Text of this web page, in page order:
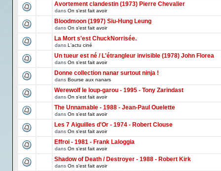
Avortement clandestin (1973) Pierre Chevalier
dans On s'est fait avoir
Bloodmoon (1997) Siu-Hung Leung
dans On s'est fait avoir
La Mort s'est ChuckNorrisée.
dans L'actu ciné
Un tueur est né / L'étrangleur invisible (1978) John Florea
dans On s'est fait avoir
Donne collection nanar surtout ninja !
dans Bourse aux nanars
Werewolf le loup-garou - 1995 - Tony Zarindast
dans On s'est fait avoir
The Unnamable - 1988 - Jean-Paul Ouelette
dans On s'est fait avoir
Les 7 Aiguilles d'Or - 1974 - Robert Clouse
dans On s'est fait avoir
Effroi - 1981 - Frank Laloggia
dans On s'est fait avoir
Shadow of Death / Destroyer - 1988 - Robert Kirk
dans On s'est fait avoir